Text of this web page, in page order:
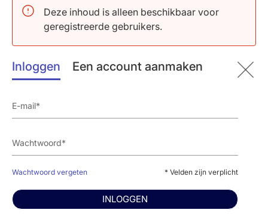
Deze inhoud is alleen beschikbaar voor
geregistreerde gebruikers.
Inloggen Een account aanmaken
Wachtwoord vergeten * Velden zijn verplicht
INLOGGEN
Streefwaarden voor LDL-c, andere lipiden, bloeddruk
en glycemische regulatie blijven onveranderd in de
nieuwe richtlijn in vergelijking met recente ESC
richtlijnen over dyslipidemie, hypertensie en diabetes.
Nieuw is de introductie van een stapsgewijze aanpak
om preventieve behandelingen te intensiveren, terwijl
Stap 1 bestaat uit preventie streefwaarden voor allen en
op maat gebaseerd op 10-jaars risico op CVD. Een
besluitvorming zodat individuen hun risico begrijpen,
de verwachte risicoreductie met behandelingen, de
voors en tegens van interventie en hun individuele